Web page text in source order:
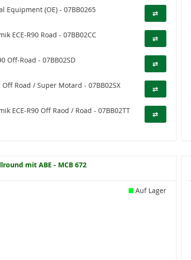
⇄
Equipment (OE) - 07BB0265
⇄
ECE-R90 Road - 07BB02CC
⇄
Off-Road - 07BB02SD
⇄
Road / Super Motard - 07BB02SX
⇄
ECE-R90 Off Raod / Road - 07BB02TT
mit ABE - MCB 672
Auf Lager